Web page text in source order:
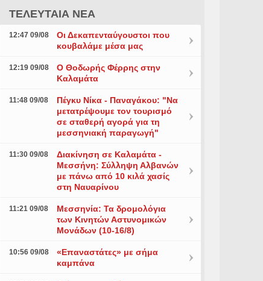
ΤΕΛΕΥΤΑΙΑ ΝΕΑ
12:47 09/08
Οι Δεκαπενταύγουστοι που
κουβαλάμε μέσα μας
12:19 09/08
Ο Θοδωρής Φέρρης στην
Καλαμάτα
11:48 09/08
Πέγκυ Νίκα - Παναγάκου: "Να
μετατρέψουμε τον τουρισμό
σε σταθερή αγορά για τη
μεσσηνιακή παραγωγή"
11:30 09/08
Διακίνηση σε Καλαμάτα -
Μεσσήνη: Σύλληψη Αλβανών
με πάνω από 10 κιλά χασίς
στη Ναυαρίνου
11:21 09/08
Μεσσηνία: Τα δρομολόγια
των Κινητών Αστυνομικών
Μονάδων (10-16/8)
10:56 09/08
«Επαναστάτες» με σήμα
καμπάνα